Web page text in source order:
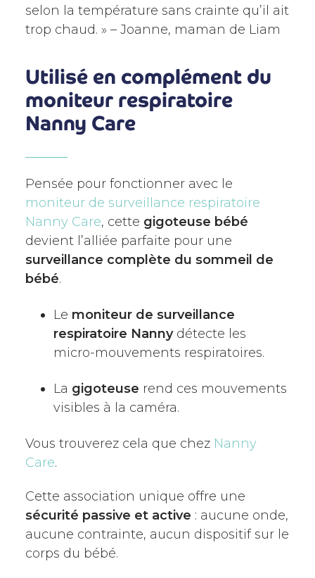
selon la température sans crainte qu’il ait
trop chaud. » – Joanne, maman de Liam
Utilisé en complément du
moniteur respiratoire
Nanny Care
Pensée pour fonctionner avec le
moniteur de surveillance respiratoire
Nanny Care, cette gigoteuse bébé
devient l’alliée parfaite pour une
surveillance complète du sommeil de
bébé.
Le moniteur de surveillance
respiratoire Nannydétecte les
micro-mouvements respiratoires.
La gigoteuse rend ces mouvements
visibles à la caméra.
Vous trouverez cela que chez Nanny
Care.
Cette association unique offre une
sécurité passive et active : aucune onde,
aucune contrainte, aucun dispositif sur le
corps du bébé.